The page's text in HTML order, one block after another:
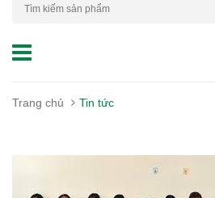
Trang chủ Tin tức